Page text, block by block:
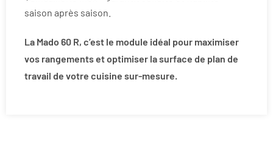
saison après saison.
La Mado 60 R, c’est le module idéal pour maximiser
vos rangements et optimiser la surface de plan de
travail de votre cuisine sur-mesure.